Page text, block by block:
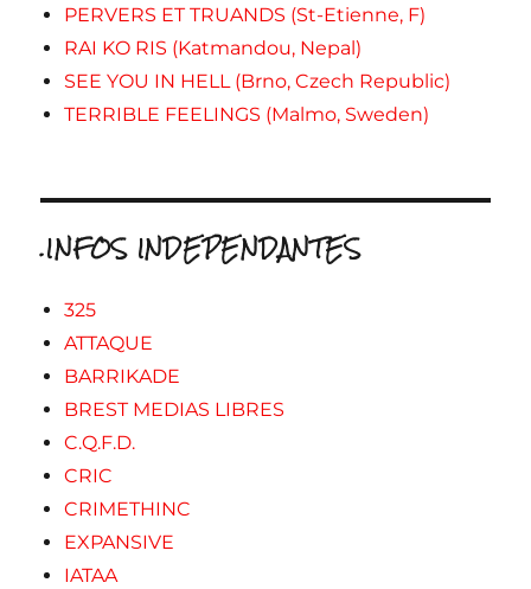
PERVERS ET TRUANDS (St-Etienne, F)
RAI KO RIS (Katmandou, Nepal)
SEE YOU IN HELL (Brno, Czech Republic)
TERRIBLE FEELINGS (Malmo, Sweden)
.INFOS INDEPENDANTES
325
ATTAQUE
BARRIKADE
BREST MEDIAS LIBRES
C.Q.F.D.
CRIC
CRIMETHINC
EXPANSIVE
IATAA